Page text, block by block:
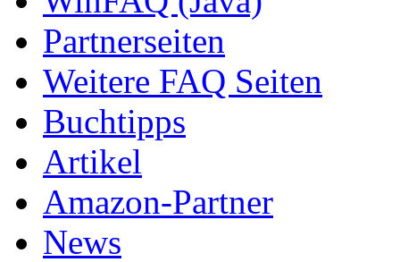
Partnerseiten
Weitere FAQ Seiten
Buchtipps
Artikel
Amazon-Partner
News